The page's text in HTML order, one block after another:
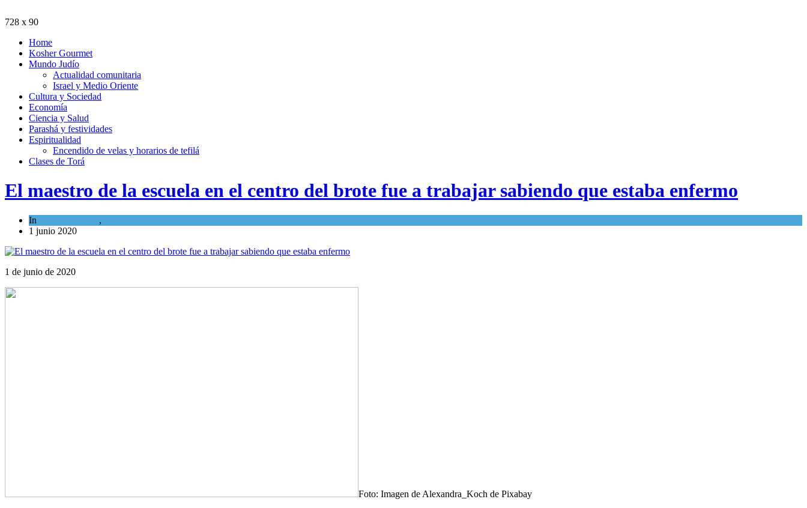
728 x 90
Home
Kosher Gourmet
Mundo Judío
Actualidad comunitaria
Israel y Medio Oriente
Cultura y Sociedad
Economía
Ciencia y Salud
Parashá y festividades
Espiritualidad
Encendido de velas y horarios de tefilá
Clases de Torá
El maestro de la escuela en el centro del brote fue a trabajar sabiendo que estaba enfermo
In ,
1 junio 2020
1 de junio de 2020
Foto: Imagen de Alexandra_Koch de Pixabay